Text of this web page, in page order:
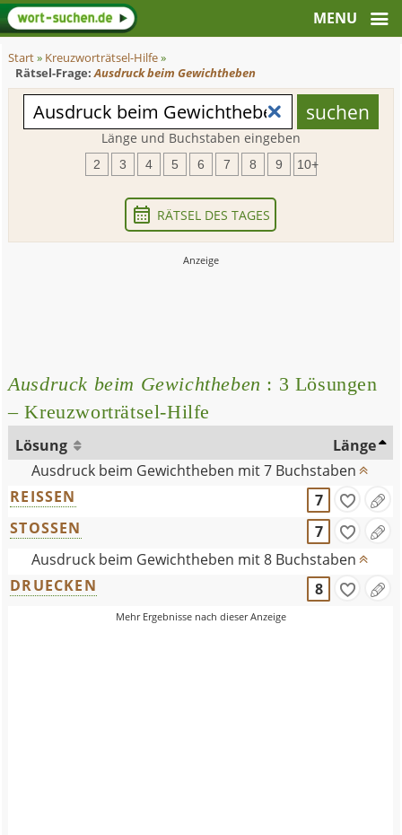
Start» Kreuzworträtsel-Hilfe»
Rätsel-Frage:Ausdruck beim Gewichtheben
Länge und Buchstaben eingeben
2 3 4 5 6 7 8 9 10+
RÄTSEL DES TAGES
Ausdruck beim Gewichtheben : 3 Lösungen
– Kreuzworträtsel-Hilfe
Lösung
Länge
Ausdruck beim Gewichtheben mit 7 Buchstaben
REISSEN
7
STOSSEN
7
Ausdruck beim Gewichtheben mit 8 Buchstaben
DRUECKEN
8